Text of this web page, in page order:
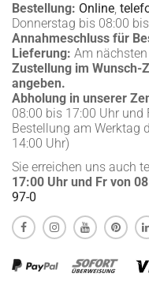
Bestellung: Online,
Donnerstag bis 08:00
Annahmeschluss für
Lieferung: Am
Zustellung im Wunsch-
angeben.
Abholung in unserer
08:00 bis 17:00 Uhr und
Bestellung am Werktag
14:00 Uhr)
Sie erreichen uns auch
17:00 Uhr und Fr von
97-0